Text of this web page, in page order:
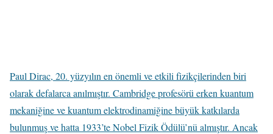
Paul Dirac, 20. yüzyılın en önemli ve etkili fizikçilerinden biri
olarak defalarca anılmıştır. Cambridge profesörü erken kuantum
mekaniğine ve kuantum elektrodinamiğine büyük katkılarda
bulunmuş ve hatta 1933’te Nobel Fizik Ödülü’nü almıştır. Ancak